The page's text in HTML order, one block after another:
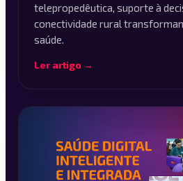
telepropedêutica, suporte à
conectividade rural
saúde.
Ler artigo →